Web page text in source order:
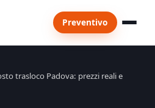
Preventivo
trasloco Padova: prezzi reali e